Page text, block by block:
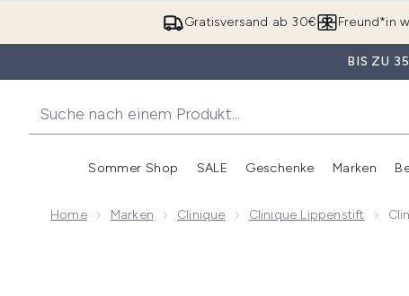
Gratisversand ab 30€ Freund*in
BIS ZU
Sommer Shop
Untermenü Anmelden
SALE
Untermenü
Geschenke Marken
Home Marken Clinique Clinique Lippenstift